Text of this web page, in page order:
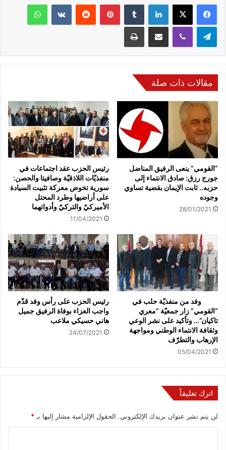
فيسبوك لينكدإن بينتيريست
مقالات ذات صلة
“القومي” ينعى الرفيق المناضل
جورج رزق: صادق الانتماء إلى
حزبه.. ثابت الإيمان بقضية تساوي
وجوده
28/01/2021
رئيس الحزب عقد اجتماعات في
منفذيّات اللاذقيّة وصافيتا والحصن:
سورية تخوض معركة تثبيت السيادة
على أراضيها وطرد المحتل
الأميركيّ والتركيّ وأدواتهما
11/04/2021
وفد من منفذيّة حلب في
“القومي” زار جمعيّة “معري
تاكيان”… وتأكيد على نشر الوعي
وثقافة الانتماء الوطني ومواجهة
الإرهاب والتطرّف
05/04/2021
رئيس الحزب على رأس وفد قدّم
واجب العزاء بوفاة الرفيق جميل
هاني حسيكي ملاعب
24/07/2021
اترك تعليقاً
لن يتم نشر عنوان بريدك الإلكتروني. الحقول الإلزامية مشار إليها بـ *